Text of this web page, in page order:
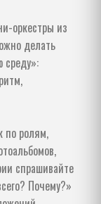
оркестры из
делать
среду»:
по ролям,
спрашивайте
Почему?»